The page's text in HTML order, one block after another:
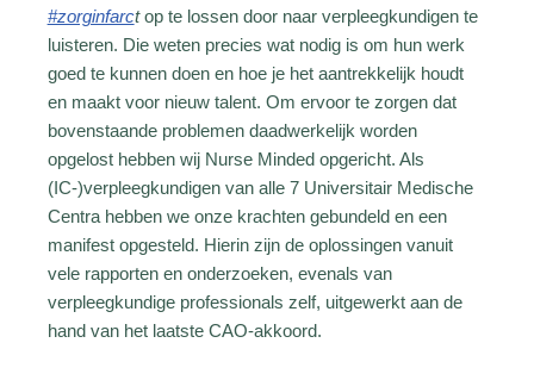
#zorginfarctop te lossen door naar verpleegkundigen te
luisteren. Die weten precies wat nodig is om hun werk
goed te kunnen doen en hoe je het aantrekkelijk houdt
en maakt voor nieuw talent. Om ervoor te zorgen dat
bovenstaande problemen daadwerkelijk worden
opgelost hebben wij Nurse Minded opgericht. Als
(IC-)verpleegkundigen van alle 7 Universitair Medische
Centra hebben we onze krachten gebundeld en een
manifest opgesteld. Hierin zijn de oplossingen vanuit
vele rapporten en onderzoeken, evenals van
verpleegkundige professionals zelf, uitgewerkt aan de
hand van het laatste CAO-akkoord.